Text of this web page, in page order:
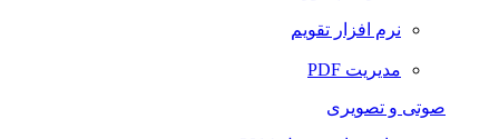
نرم افزار تقویم
مدیریت PDF
صوتی و تصویری